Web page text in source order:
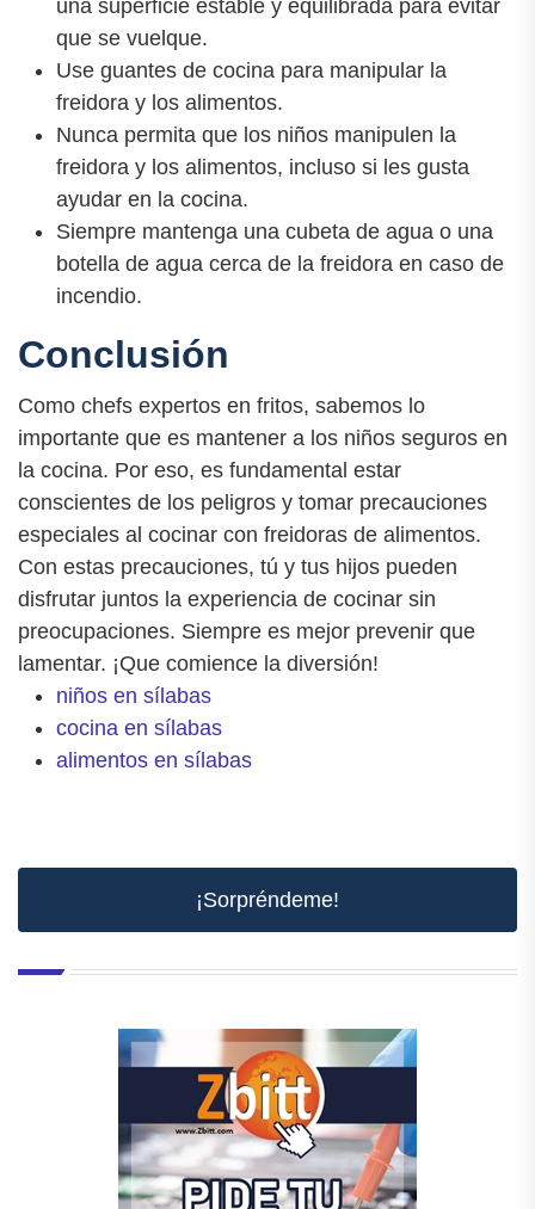
una superficie estable y equilibrada para evitar
que se vuelque.
Use guantes de cocina para manipular la
freidora y los alimentos.
Nunca permita que los niños manipulen la
freidora y los alimentos, incluso si les gusta
ayudar en la cocina.
Siempre mantenga una cubeta de agua o una
botella de agua cerca de la freidora en caso de
incendio.
Conclusión
Como chefs expertos en fritos, sabemos lo
importante que es mantener a los niños seguros en
la cocina. Por eso, es fundamental estar
conscientes de los peligros y tomar precauciones
especiales al cocinar con freidoras de alimentos.
Con estas precauciones, tú y tus hijos pueden
disfrutar juntos la experiencia de cocinar sin
preocupaciones. Siempre es mejor prevenir que
lamentar. ¡Que comience la diversión!
niños en sílabas
cocina en sílabas
alimentos en sílabas
¡Sorpréndeme!